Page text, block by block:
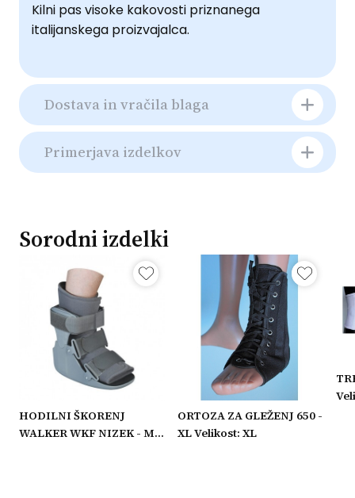
Kilni pas visoke kakovosti priznanega
italijanskega proizvajalca.
Dostava in vračila blaga
Primerjava izdelkov
Sorodni izdelki
HODILNI ŠKORENJ
WALKER WKF NIZEK - M
ORTOZA ZA GLEŽENJ 650 -
XL Velikost: XL